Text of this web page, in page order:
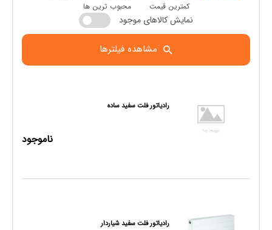
کمترین قیمت
محبوب ترین ها
نمایش کالاهای موجود
مشاهده فیلترها
رادیاتور فلت سفید ساده
ناموجود
رادیاتور فلت سفید شیاردار